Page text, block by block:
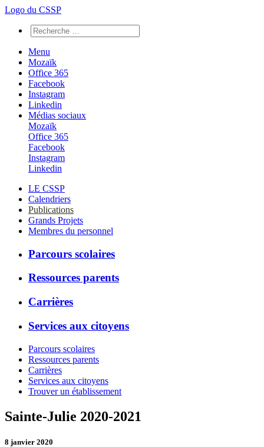
Logo du CSSP
Menu
Mozaïk
Office 365
Facebook
Instagram
Linkedin
Médias sociaux
Mozaïk
Office 365
Facebook
Instagram
Linkedin
LE CSSP
Calendriers
Publications
Grands Projets
Membres du personnel
Parcours scolaires
Ressources parents
Carrières
Services aux citoyens
Parcours scolaires
Ressources parents
Carrières
Services aux citoyens
Trouver un établissement
Sainte-Julie 2020-2021
8 janvier 2020